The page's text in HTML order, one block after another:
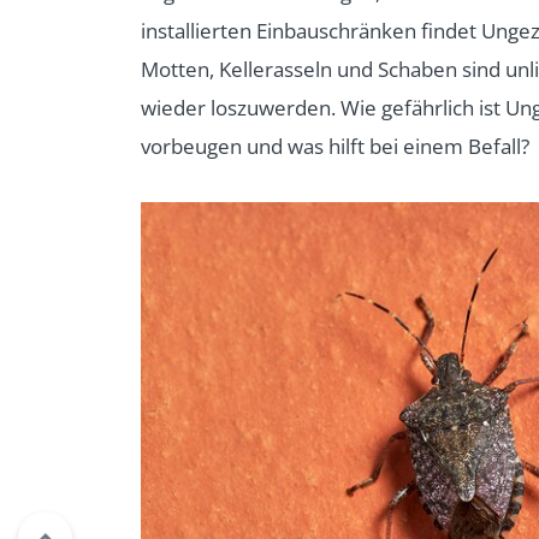
installierten Einbauschränken findet
Motten, Kellerasseln und Schaben sind
wieder loszuwerden. Wie gefährlich ist
vorbeugen und was hilft bei einem Befall?